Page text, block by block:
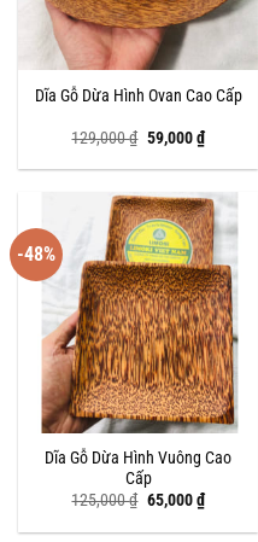
Dĩa Gỗ Dừa Hình Ovan Cao Cấp
129,000₫ Giá
gốc
là:
59,000₫Giá
hiện
tại
59,000 ₫.
-48%
Dĩa Gỗ Dừa Hình Vuông Cao
Cấp
125,000₫ Giá
gốc
là:
65,000₫Giá
hiện
tại